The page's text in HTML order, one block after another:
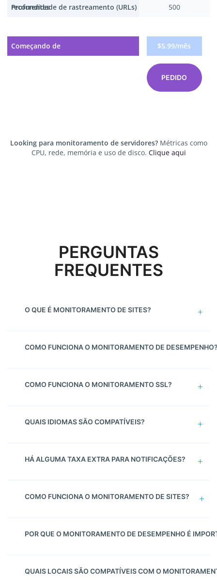
recorrentes
Profundidade de rastreamento (URLs)
Começando de
500
$5.99/mês
PEDIDO
Looking para monitoramento de servidores?Métricas como
CPU, rede, memória e uso de disco. Clique aqui
PERGUNTAS
FREQUENTES
O QUE É MONITORAMENTO DE SITES?
COMO FUNCIONA O MONITORAMENTO DE
COMO FUNCIONA O MONITORAMENTO SSL?
QUAIS IDIOMAS SÃO COMPATÍVEIS?
HÁ ALGUMA TAXA EXTRA PARA NOTIFICAÇÕES?
COMO FUNCIONA O MONITORAMENTO DE SITES?
POR QUE O MONITORAMENTO DE DESEMPENHO É
QUAIS LOCAIS SÃO COMPATÍVEIS COM O